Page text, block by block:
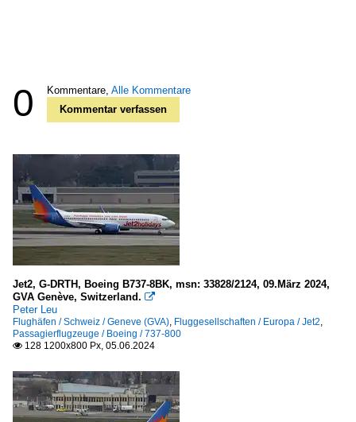
0 Kommentare, Alle Kommentare
Kommentar verfassen
Jet2, G-DRTH, Boeing B737-8BK, msn: 33828/2124, 09.März 2024,
GVA Genève, Switzerland. 
Peter Leu
Flughäfen / Schweiz / Geneve (GVA), Fluggesellschaften / Europa / Jet2,
Passagierflugzeuge / Boeing / 737-800
 128 1200x800 Px, 05.06.2024